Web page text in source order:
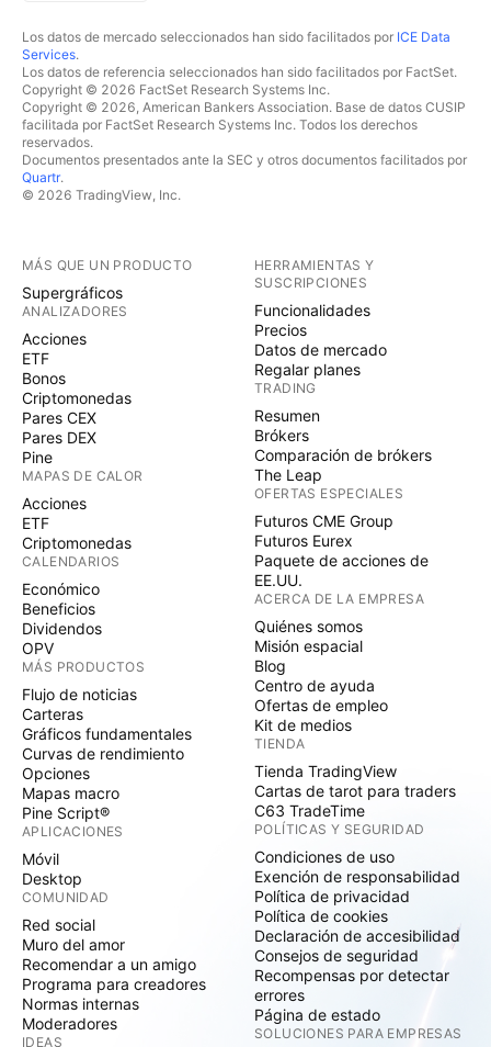
Los datos de mercado seleccionados han sido facilitados por ICE Data
Services.
Los datos de referencia seleccionados han sido facilitados por FactSet.
Copyright © 2026 FactSet Research Systems Inc.
Copyright © 2026, American Bankers Association. Base de datos CUSIP
facilitada por FactSet Research Systems Inc. Todos los derechos
reservados.
Documentos presentados ante la SEC y otros documentos facilitados por
Quartr.
© 2026 TradingView, Inc.
MÁS QUE UN PRODUCTO
Supergráficos
ANALIZADORES
Acciones
ETF
Bonos
Criptomonedas
Pares CEX
Pares DEX
Pine
MAPAS DE CALOR
Acciones
ETF
Criptomonedas
CALENDARIOS
Económico
Beneficios
Dividendos
OPV
MÁS PRODUCTOS
Flujo de noticias
Carteras
Gráficos fundamentales
Curvas de rendimiento
Opciones
Mapas macro
Pine Script®
APLICACIONES
Móvil
Desktop
COMUNIDAD
Red social
Muro del amor
Recomendar a un amigo
Programa para creadores
Normas internas
Moderadores
IDEAS
HERRAMIENTAS Y
SUSCRIPCIONES
Funcionalidades
Precios
Datos de mercado
Regalar planes
TRADING
Resumen
Brókers
Comparación de brókers
The Leap
OFERTAS ESPECIALES
Futuros CME Group
Futuros Eurex
Paquete de acciones de
EE.UU.
ACERCA DE LA EMPRESA
Quiénes somos
Misión espacial
Blog
Centro de ayuda
Ofertas de empleo
Kit de medios
TIENDA
Tienda TradingView
Cartas de tarot para traders
C63 TradeTime
POLÍTICAS Y SEGURIDAD
Condiciones de uso
Exención de responsabilidad
Política de privacidad
Política de cookies
Declaración de accesibilidad
Consejos de seguridad
Recompensas por detectar
errores
Página de estado
SOLUCIONES PARA EMPRESAS